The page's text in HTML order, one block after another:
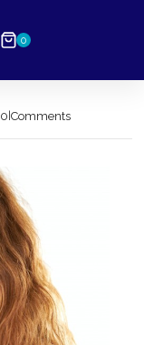
0
by
0 Comments